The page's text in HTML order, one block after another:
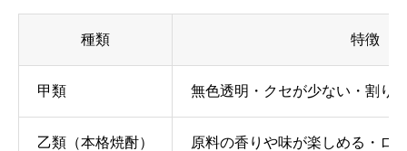
種類 特徴
甲類 無色透明・クセが少ない・割り
乙類（本格焼酎） 原料の香りや味が楽しめる・ロ